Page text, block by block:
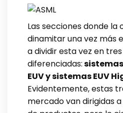
Las secciones donde la
dinamitar una vez más
a dividir esta vez en
diferenciadas:
EUV y sistemas EUV
Evidentemente, estas
mercado van dirigidas